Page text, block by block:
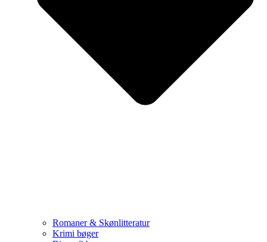
Romaner & Skønlitteratur
Krimi bøger